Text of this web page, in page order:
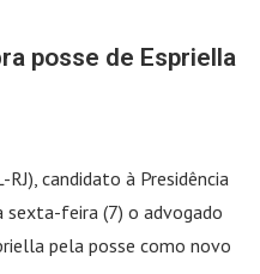
posse de Espriella
candidato à Presidência
sexta-feira (7) o advogado
pela posse como novo